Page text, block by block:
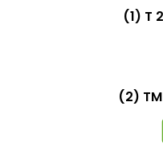
(1) T
(2)